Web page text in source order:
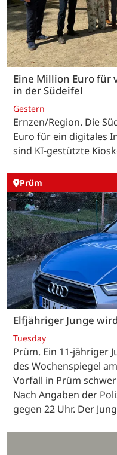
Eine Million Euro
in der Südeifel
Gestern
Ernzen/Region. Die
Euro für ein digitales
sind KI-gestützte
Prüm
Elfjähriger Junge
Tuesday
Prüm. Ein 11-jähriger
des Wochenspiegel
Vorfall in Prüm
Nach Angaben der
gegen 22 Uhr. Der